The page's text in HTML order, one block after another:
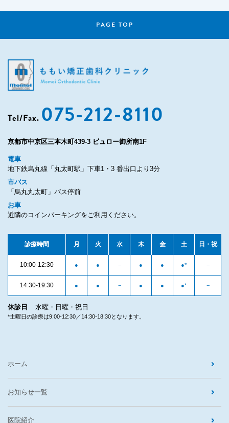
PAGE TOP
Tel/Fax. 075-212-8110
京都市中京区三本木町439-3 ビュロー御所南1F
電車
地下鉄烏丸線「丸太町駅」下車1・3 番出口より3分
市バス
「烏丸丸太町」バス停前
お車
近隣のコインパーキングをご利用ください。
診療時間 月 火 水 木 金 土 日・祝
10:00-12:30 ● ● − ● ● ●* −
14:30-19:30 ● ● − ● ● ●* −
休診日 水曜・日曜・祝日
*土曜日の診療は9:00-12:30／14:30-18:30となります。
ホーム
お知らせ一覧
医院紹介